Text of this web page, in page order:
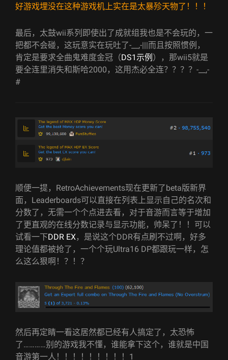
好游戏埋没在这种游戏机上实在是太暴殄天物了！！！
最后，太鼓wii系列即使出了成就组我也是不会玩的，一
把都不会碰，这玩意实在玩吐了-__,-|||而且按照惯例，
肯定是要求全曲鬼难度金冠（DS1示例 ），那wii5就是
要全连里消失和斯哈2000，这用杰必全连？？？？-__,-
#
顺便一提，RetroAchievements现在更新了beta版新界
面，Leaderboards可以直接在列表上显示自己的名次和
分数了，无需一个个点进去看，对于音游而言等于增加
了更直观的在线分数记录与显示功能，帅呆了！！可以
试看一下DDR EX，是说这个DDR有点刷不过啊，好多
理论值都被抢了，一个个玩Ultra16 DP都跟玩一样，怎
么这么狠啊！？！？
然后再定睛一看这居然都已经有人搞定了，太恐怖
了…………别的游戏我不懂，谁能拿下这个，谁就是中国
音游第一人！！！！！！！！！1